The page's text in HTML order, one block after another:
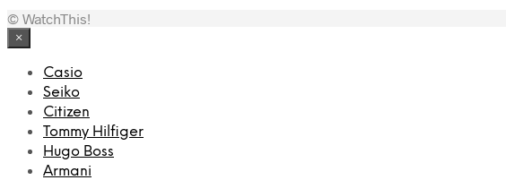
© WatchThis!
×
Casio
Seiko
Citizen
Tommy Hilfiger
Hugo Boss
Armani